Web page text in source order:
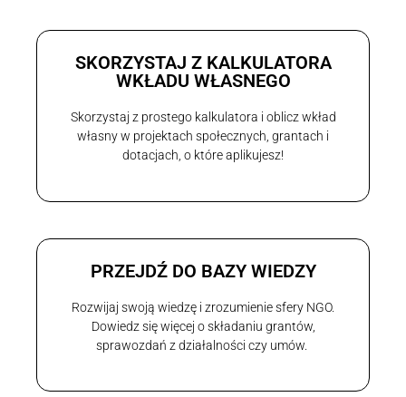
SKORZYSTAJ Z KALKULATORA
WKŁADU WŁASNEGO
Skorzystaj z prostego kalkulatora i oblicz wkład
własny w projektach społecznych, grantach i
dotacjach, o które aplikujesz!
PRZEJDŹ DO BAZY WIEDZY
Rozwijaj swoją wiedzę i zrozumienie sfery NGO.
Dowiedz się więcej o składaniu grantów,
sprawozdań z działalności czy umów.